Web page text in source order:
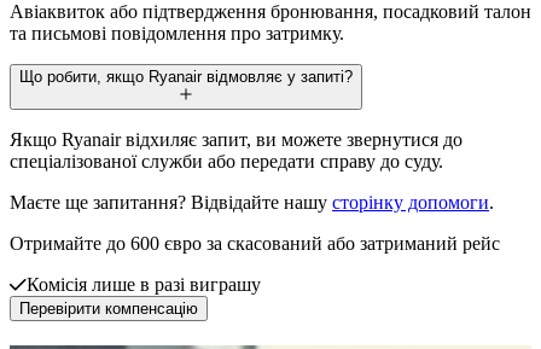
Авіаквиток або підтвердження бронювання, посадковий талон
та письмові повідомлення про затримку.
Що робити, якщо Ryanair відмовляє у запиті?
Якщо Ryanair відхиляє запит, ви можете звернутися до
спеціалізованої служби або передати справу до суду.
Маєте ще запитання? Відвідайте нашу сторінку допомоги.
Отримайте до 600 євро за скасований або затриманий рейс
Комісія лише в разі виграшу
Перевірити компенсацію